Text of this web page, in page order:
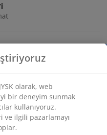
sepet. Doğal
cm